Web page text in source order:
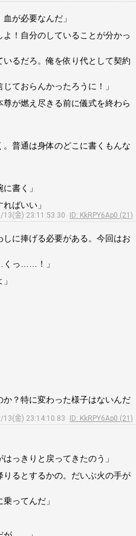
が必要なんだ」
！自分のしていることが分かっ
るだろ。俺を依り代として契約
ておらんかったろうに！」
が燃え尽きる前に儀式を終わら
普通は身体のどこに書くもんな
書く」
ばいい」
13(金) 23:11:53.30
ID: KkRPY6Ap0 (21)
に捧げる必要がある。今回はお
くっ……！」
？特に変わった様子はないんだ
13(金) 23:14:10.83
ID: KkRPY6Ap0 (21)
っきりと戻ってきたのう」
るとするかの。だいぶ火の手が
ってんだ」